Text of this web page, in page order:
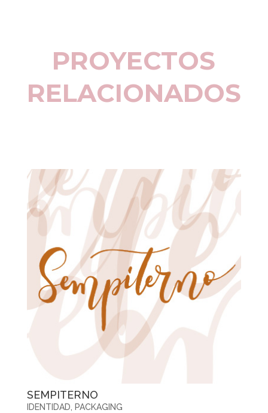
PROYECTOS
RELACIONADOS
SEMPITERNO
IDENTIDAD PACKAGING